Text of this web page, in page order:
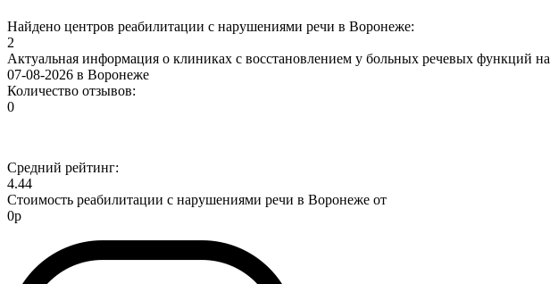
Найдено центров реабилитации с нарушениями речи в Воронеже:
2
Актуальная информация о клиниках с восстановлением у больных речевых функций на
07-08-2026 в Воронеже
Количество отзывов:
0
Средний рейтинг:
4.44
Стоимость реабилитации с нарушениями речи в Воронеже от
0р